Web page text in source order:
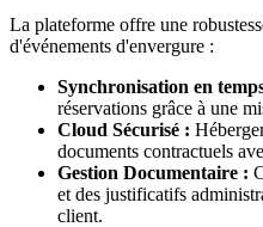
La plateforme offre une
d'événements d'envergure :
Synchronisation en
réservations grâce à une
Cloud Sécurisé :
documents contractuels
Gestion Documentaire :
et des justificatifs
client.